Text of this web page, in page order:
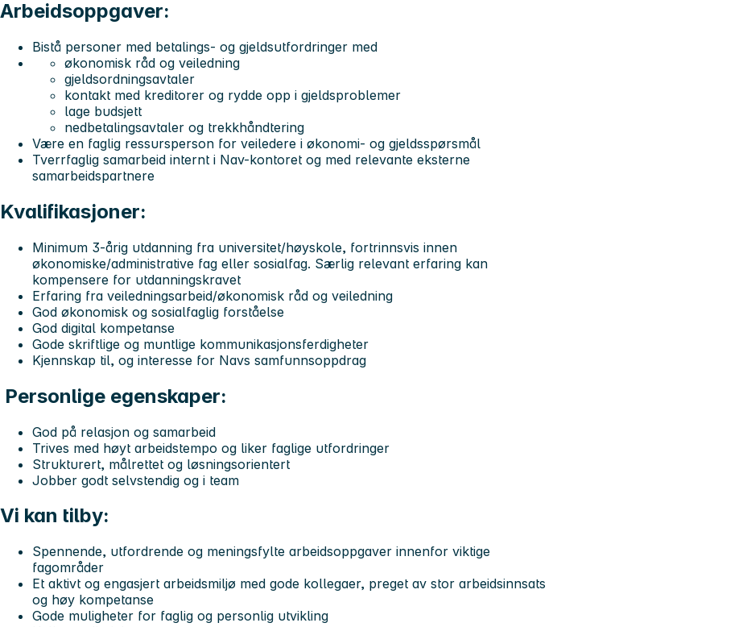
Arbeidsoppgaver:
Bistå personer med betalings- og gjeldsutfordringer med
økonomisk råd og veiledning
gjeldsordningsavtaler
kontakt med kreditorer og rydde opp i gjeldsproblemer
lage budsjett
nedbetalingsavtaler og trekkhåndtering
Være en faglig ressursperson for veiledere i økonomi- og gjeldsspørsmål
Tverrfaglig samarbeid internt i Nav-kontoret og med relevante eksterne
samarbeidspartnere
Kvalifikasjoner:
Minimum 3-årig utdanning fra universitet/høyskole, fortrinnsvis innen
økonomiske/administrative fag eller sosialfag. Særlig relevant erfaring kan
kompensere for utdanningskravet
Erfaring fra veiledningsarbeid/økonomisk råd og veiledning
God økonomisk og sosialfaglig forståelse
God digital kompetanse
Gode skriftlige og muntlige kommunikasjonsferdigheter
Kjennskap til, og interesse for Navs samfunnsoppdrag
Personlige egenskaper:
God på relasjon og samarbeid
Trives med høyt arbeidstempo og liker faglige utfordringer
Strukturert, målrettet og løsningsorientert
Jobber godt selvstendig og i team
Vi kan tilby:
Spennende, utfordrende og meningsfylte arbeidsoppgaver innenfor viktige
fagområder
Et aktivt og engasjert arbeidsmiljø med gode kollegaer, preget av stor arbeidsinnsats
og høy kompetanse
Gode muligheter for faglig og personlig utvikling